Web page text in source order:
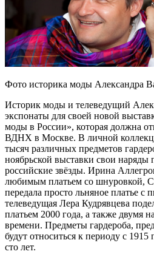
Фото историка моды Александра
Историк моды и телеведущий
экспонаты для своей новой
моды в России», которая должна
ВДНХ в Москве. В личной
тысяч различных предметов
ноябрьской выставки свои наряды
российские звёзды. Ирина
любимым платьем со шнуровкой,
передала просто льняное платье
телеведущая Лера Кудрявцева
платьем 2000 года, а также двумя
времени. Предметы гардероба,
будут относиться к периоду с 1915
сто лет.